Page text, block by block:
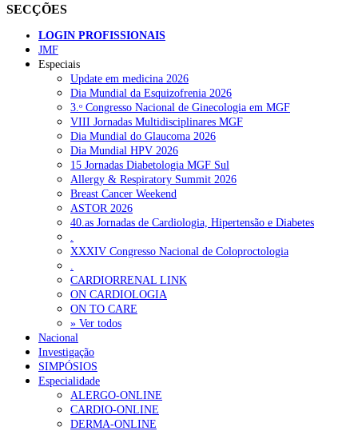
SECÇÕES
LOGIN PROFISSIONAIS
JMF
Especiais
Update em medicina 2026
Dia Mundial da Esquizofrenia 2026
3.ᵒ Congresso Nacional de Ginecologia em MGF
VIII Jornadas Multidisciplinares MGF
Dia Mundial do Glaucoma 2026
Dia Mundial HPV 2026
15 Jornadas Diabetologia MGF Sul
Allergy & Respiratory Summit 2026
Breast Cancer Weekend
ASTOR 2026
40.as Jornadas de Cardiologia, Hipertensão e Diabetes
XXXIV Congresso Nacional de Coloproctologia
CARDIORRENAL LINK
ON CARDIOLOGIA
ON TO CARE
» Ver todos
Nacional
Investigação
SIMPÓSIOS
Especialidade
ALERGO-ONLINE
CARDIO-ONLINE
DERMA-ONLINE